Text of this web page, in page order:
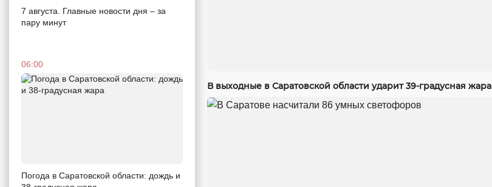
7 августа. Главные новости дня – за
пару минут
06:00
Погода в Саратовской области: дождь и
В выходные в Саратовской области ударит 39-градусная жара